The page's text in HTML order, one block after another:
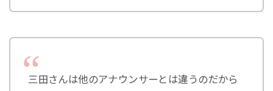
三田さんは他のアナウンサーとは違うのだから